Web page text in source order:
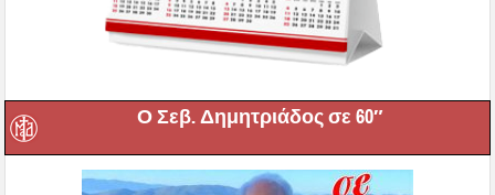
Ο Σεβ. Δημητριάδος σε 60″